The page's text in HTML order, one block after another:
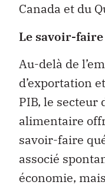
Canada et du
Le savoir-
Au-delà de
d’exportation
PIB, le
alimentaire
savoir-faire
associé
économie,